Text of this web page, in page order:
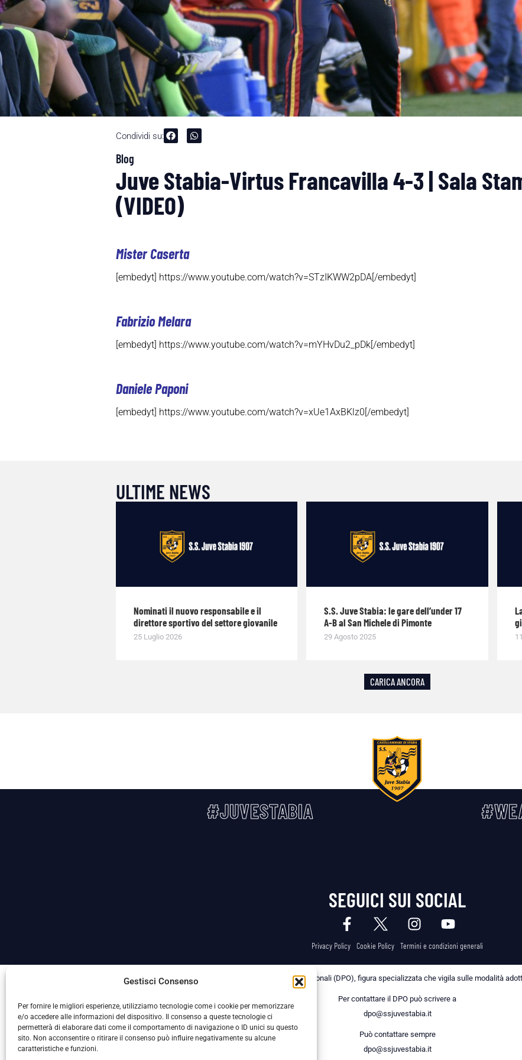
Gestisci Consenso
Per fornire le migliori esperienze, utilizziamo tecnologie come i cookie per memorizzare
e/o accedere alle informazioni del dispositivo. Il consenso a queste tecnologie ci
permetterà di elaborare dati come il comportamento di navigazione o ID unici su questo
sito. Non acconsentire o ritirare il consenso può influire negativamente su alcune
caratteristiche e funzioni.
Condividi su:
Blog
Juve Stabia-Virtus Francavilla 4-3 | Sala
(VIDEO)
Mister Caserta
[embedyt] https://www.youtube.com/watch?v=STzIKWW2pDA[/embedyt]
Fabrizio Melara
[embedyt] https://www.youtube.com/watch?v=mYHvDu2_pDk[/embedyt]
Daniele Paponi
[embedyt] https://www.youtube.com/watch?v=xUe1AxBKlz0[/embedyt]
ULTIME NEWS
Nominati il nuovo responsabile e il
direttore sportivo del settore giovanile
25 Luglio 2026
S.S. Juve Stabia: le gare dell’under 17
A-B al San Michele di Pimonte
29 Agosto 2025
CARICA ANCORA
#JUVESTABIA
SEGUICI SUI SOCIAL
Privacy Policy Cookie Policy Termini e condizioni generali
La Società ha nominato il Responsabile della Protezione dei Dati Personali (DPO), figura specializzata che vigila sulle modalità
Per contattare il DPO può scrivere a
dpo@ssjuvestabia.it
Può contattare sempre
dpo@ssjuvestabia.it